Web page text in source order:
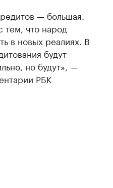
— большая.
тем, что народ
в новых реалиях. В
будут
но будут», —
РБК